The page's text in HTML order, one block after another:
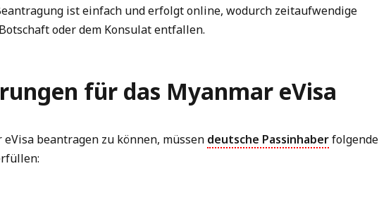
ist einfach und erfolgt online, wodurch zeitaufwendige
oder dem Konsulat entfallen.
für das Myanmar eVisa
eVisa beantragen zu können, müssen deutsche Passinhaberfolgende